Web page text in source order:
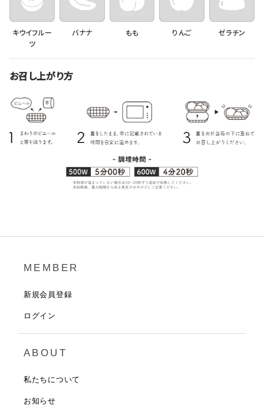
キウイフルー
ツ
バナナ もも りんご ゼラチン
お召し上がり方
MEMBER
新規会員登録
ログイン
ABOUT
私たちについて
お知らせ